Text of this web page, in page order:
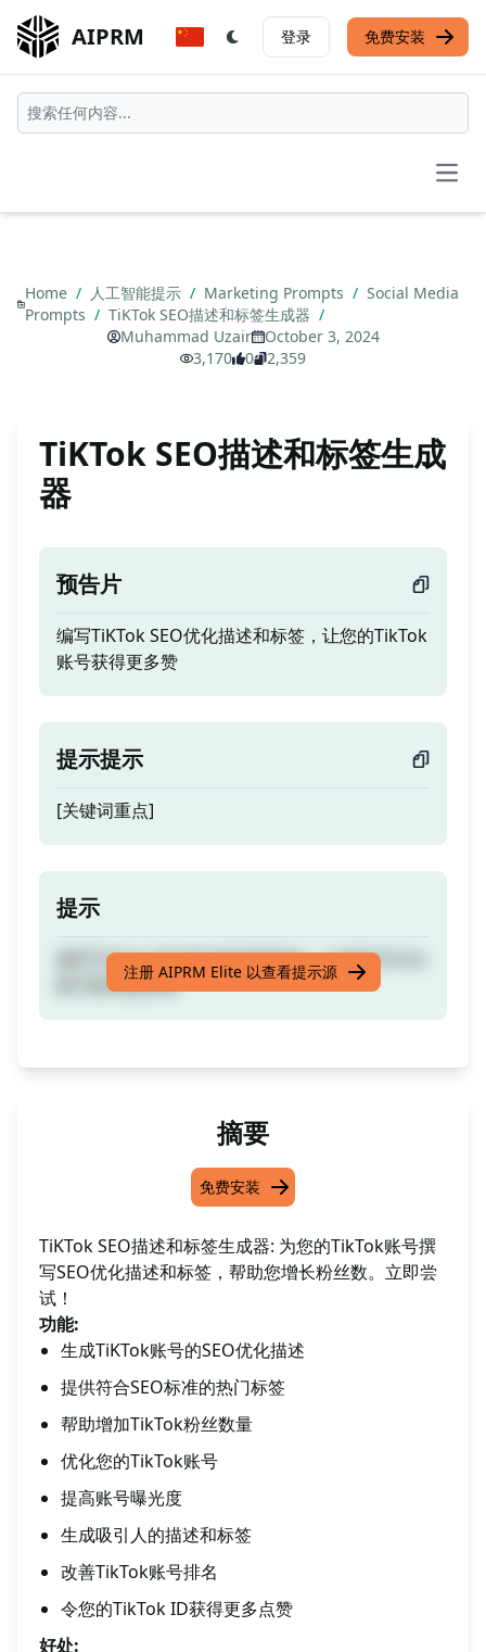
AIPRM 登录 免费安装
Home / 人工智能提示 / Marketing Prompts / Social Media
Prompts / TiKTok SEO描述和标签生成器 /
Muhammad Uzair
October 3, 2024
3,170
0 2,359
TiKTok SEO描述和标签生成
器
预告片
编写TiKTok SEO优化描述和标签，让您的TikTok
账号获得更多赞
提示提示
[关键词重点]
提示
编写TiKTok SEO优化描述和标签，让您的TikTok
账号获得更多赞
注册 AIPRM Elite 以查看提示源
摘要
免费安装
TiKTok SEO描述和标签生成器: 为您的TikTok账号撰
写SEO优化描述和标签，帮助您增长粉丝数。立即尝
试！
功能:
生成TiKTok账号的SEO优化描述
提供符合SEO标准的热门标签
帮助增加TikTok粉丝数量
优化您的TikTok账号
提高账号曝光度
生成吸引人的描述和标签
改善TikTok账号排名
令您的TikTok ID获得更多点赞
好处: